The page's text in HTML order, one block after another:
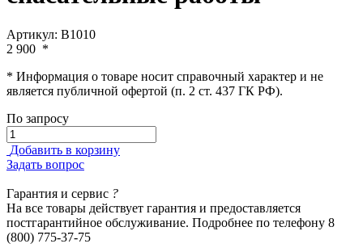
Артикул: В1010
2 900 *
* Информация о товаре носит справочный характер и не
является публичной офертой (п. 2 ст. 437 ГК РФ).
По запросу
Добавить в корзину
Задать вопрос
Гарантия и сервис ?
На все товары действует гарантия и предоставляется
постгарантийное обслуживание. Подробнее по телефону 8
(800) 775-37-75